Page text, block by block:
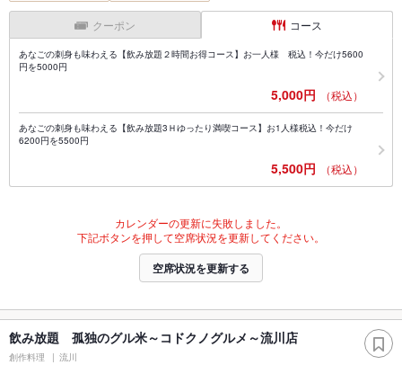
クーポン コース
あなごの刺身も味わえる【飲み放題２時間お得コース】お一人様 税込！今だけ5600
円を5000円
5,000円 （税込）
あなごの刺身も味わえる【飲み放題3Ｈゆったり満喫コース】お1人様税込！今だけ
6200円を5500円
5,500円 （税込）
カレンダーの更新に失敗しました。
下記ボタンを押して空席状況を更新してください。
空席状況を更新する
飲み放題 孤独のグル米～コドクノグルメ～流川店
創作料理 流川